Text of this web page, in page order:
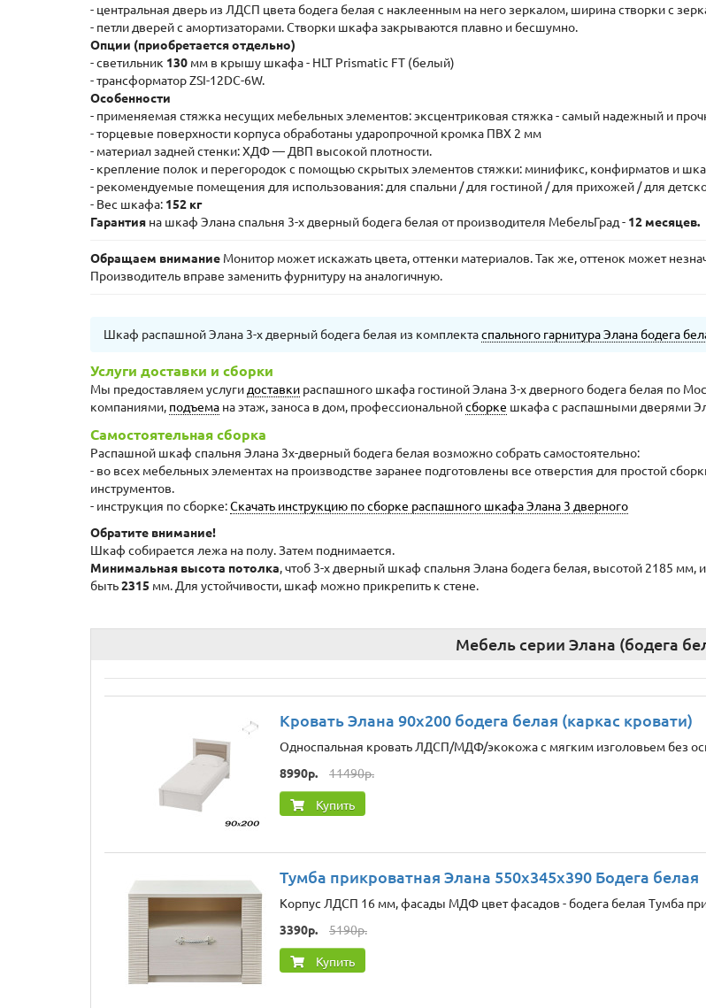
- центральная дверь из ЛДСП цвета бодега белая с наклеенным на него зеркалом, ширина створки с
- петли дверей с амортизаторами. Створки шкафа закрываются плавно и бесшумно.
Опции (приобретается отдельно)
- светильник 130 мм в крышу шкафа - HLT Prismatic FT (белый)
- трансформатор ZSI-12DC-6W.
Особенности
- применяемая стяжка несущих мебельных элементов: эксцентриковая стяжка - самый надежный и
- торцевые поверхности корпуса обработаны ударопрочной кромка ПВХ 2 мм
- материал задней стенки: ХДФ — ДВП высокой плотности.
- крепление полок и перегородок с помощью скрытых элементов стяжки: минификс, конфирматов и
- рекомендуемые помещения для использования: для спальни / для гостиной / для прихожей / для
- Вес шкафа: 152 кг
Гарантия на шкаф Элана спальня 3-х дверный бодега белая от производителя МебельГрад - 12 месяцев.
Обращаем внимание Монитор может искажать цвета, оттенки материалов. Так же, оттенок может
Производитель вправе заменить фурнитуру на аналогичную.
Шкаф распашной Элана 3-х дверный бодега белая из комплектаспального гарнитура Элана бодега
Услуги доставки и сборки
Мы предоставляем услуги доставки распашного шкафа гостиной Элана 3-х дверного бодега белая по
компаниями, подъема на этаж, заноса в дом, профессиональнойсборке шкафа с распашными дверями
Самостоятельная сборка
Распашной шкаф спальня Элана 3х-дверный бодега белая возможно собрать самостоятельно:
- во всех мебельных элементах на производстве заранее подготовлены все отверстия для простой
инструментов.
- инструкция по сборке:Скачать инструкцию по сборке распашного шкафа Элана 3 дверного
Обратите внимание!
Шкаф собирается лежа на полу. Затем поднимается.
Минимальная высота потолка, чтоб 3-х дверный шкаф спальня Элана бодега белая, высотой 2185 мм,
быть2315 мм. Для устойчивости, шкаф можно прикрепить к стене.
Мебель серии Элана (бодега
Кровать Элана 90х200 бодега белая (каркас кровати)
Односпальная кровать ЛДСП/МДФ/экокожа с мягким изголовьем без
8990р.
11490р.
Купить
Тумба прикроватная Элана 550x345x390 Бодега белая
Корпус ЛДСП 16 мм, фасады МДФ цвет фасадов - бодега белая Тумба
3390р.
5190р.
Купить